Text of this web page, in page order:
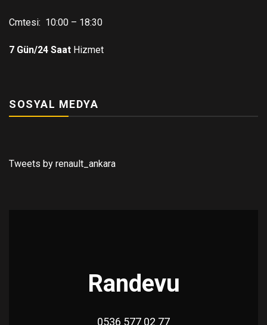
Cmtesi: 10:00 – 18:30
7 Gün/24 Saat Hizmet
SOSYAL MEDYA
Tweets by renault_ankara
Randevu
0536 577 02 77